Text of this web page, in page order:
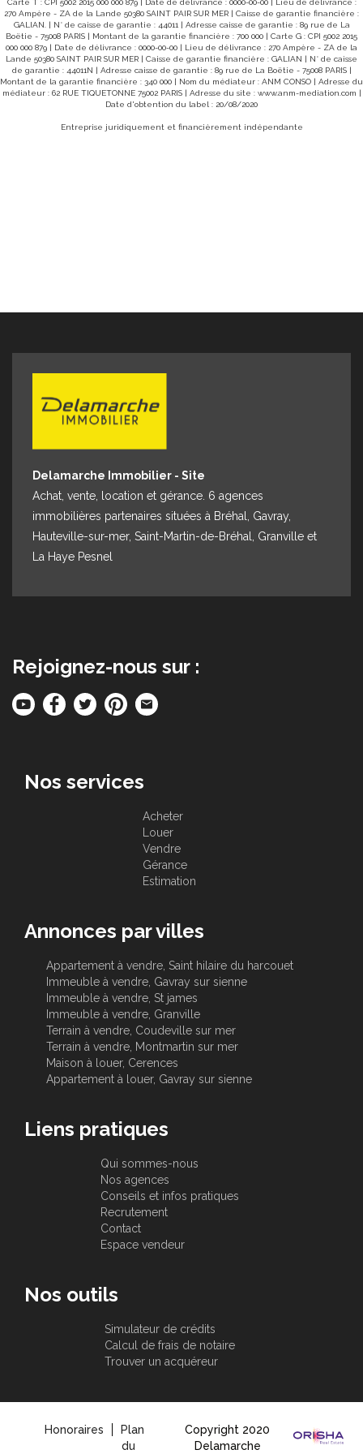
270 Ampère - ZA de la Lande 50380 SAINT PAIR SUR MER | Caisse de garantie financière :
GALIAN. | N° de caisse de garantie : 44011 | Adresse caisse de garantie : 89 rue de La
Boëtie - 75008 PARIS | Montant de la garantie financière : 700 000 | Carte G : CPI 5002 2015
000 000 879 | Date de délivrance : 0000-00-00 | Lieu de délivrance : 270 Ampère - ZA de la
Lande 50380 SAINT PAIR SUR MER | Caisse de garantie financière : GALIAN | N° de caisse
de garantie : 44011N | Adresse caisse de garantie : 89 rue de La Boëtie - 75008 PARIS |
Montant de la garantie financière : 340 000 | Nom du médiateur : ANM CONSO | Adresse du
médiateur : 62 RUE TIQUETONNE 75002 PARIS | Adresse du site : www.anm-mediation.com |
Date d'obtention du label : 20/08/2020
Entreprise juridiquement et financièrement indépendante
Delamarche Immobilier - Site
Achat, vente, location et gérance. 6 agences
immobilières partenaires situées à Bréhal, Gavray,
Hauteville-sur-mer, Saint-Martin-de-Bréhal, Granville et
La Haye Pesnel
Rejoignez-nous sur :
Nos services
Acheter
Louer
Vendre
Gérance
Estimation
Annonces par villes
Appartement à vendre, Saint hilaire du harcouet
Immeuble à vendre, Gavray sur sienne
Immeuble à vendre, St james
Immeuble à vendre, Granville
Terrain à vendre, Coudeville sur mer
Terrain à vendre, Montmartin sur mer
Maison à louer, Cerences
Appartement à louer, Gavray sur sienne
Liens pratiques
Qui sommes-nous
Nos agences
Conseils et infos pratiques
Recrutement
Contact
Espace vendeur
Nos outils
Simulateur de crédits
Calcul de frais de notaire
Trouver un acquéreur
Honoraires
Plan
du
Copyright 2020
Delamarche